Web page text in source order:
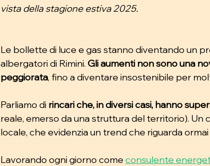
vista della stagione estiva 2025.
Le bollette di luce e gas stanno diventando un
albergatori di Rimini. Gli aumenti non sono una
peggiorata, fino a diventare insostenibile per
Parliamo di rincari che, in diversi casi, hanno
reale, emerso da una struttura del territorio). Un
locale, che evidenzia un trend che riguarda ormai
Lavorando ogni giorno come consulente